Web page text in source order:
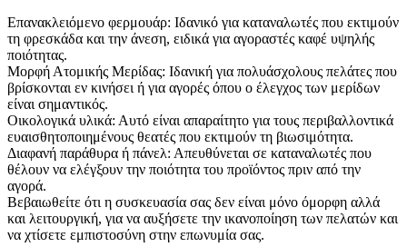
Επανακλειόμενο φερμουάρ: Ιδανικό για καταναλωτές που εκτιμούν
τη φρεσκάδα και την άνεση, ειδικά για αγοραστές καφέ υψηλής
ποιότητας.
Μορφή Ατομικής Μερίδας: Ιδανική για πολυάσχολους πελάτες που
βρίσκονται εν κινήσει ή για αγορές όπου ο έλεγχος των μερίδων
είναι σημαντικός.
Οικολογικά υλικά: Αυτό είναι απαραίτητο για τους περιβαλλοντικά
ευαισθητοποιημένους θεατές που εκτιμούν τη βιωσιμότητα.
Διαφανή παράθυρα ή πάνελ: Απευθύνεται σε καταναλωτές που
θέλουν να ελέγξουν την ποιότητα του προϊόντος πριν από την
αγορά.
Βεβαιωθείτε ότι η συσκευασία σας δεν είναι μόνο όμορφη αλλά
και λειτουργική, για να αυξήσετε την ικανοποίηση των πελατών και
να χτίσετε εμπιστοσύνη στην επωνυμία σας.